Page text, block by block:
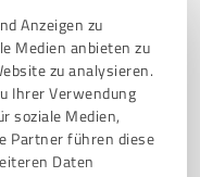
Anzeigen zu
Medien anbieten zu
zu analysieren.
Ihrer Verwendung
soziale Medien,
Partner führen diese
Daten
werden?
Sie ein von